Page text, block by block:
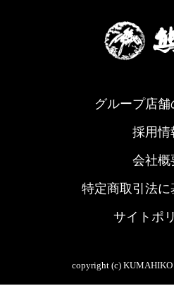
グループ店舗
採用情
会社概
特定商取引法
サイトポ
copyright (c) KUMAHIKO